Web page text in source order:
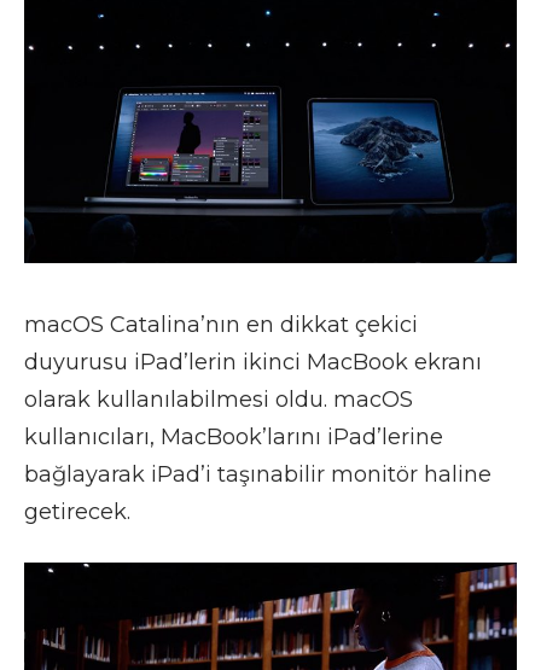
macOS Catalina’nın en dikkat çekici
duyurusu iPad’lerin ikinci MacBook ekranı
olarak kullanılabilmesi oldu. macOS
kullanıcıları, MacBook’larını iPad’lerine
bağlayarak iPad’i taşınabilir monitör haline
getirecek.